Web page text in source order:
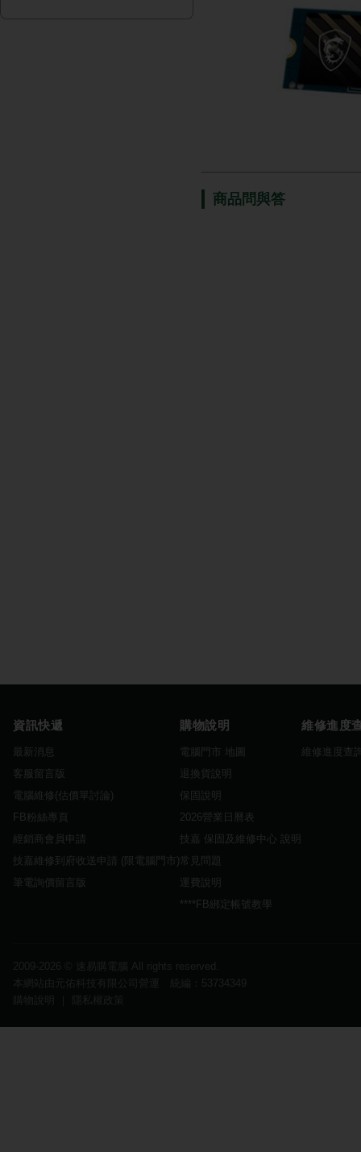
商品問與答
資訊快遞
最新消息
客服留言版
電腦維修(估價單討論)
FB粉絲專頁
經銷商會員申請
技嘉維修到府收送申請 (限電腦門市)
筆電詢價留言版
購物說明
電腦門市 地圖
退換貨說明
保固說明
2026營業日曆表
技嘉 保固及維修中心 說明
常見問題
運費說明
****FB綁定帳號教學
維修進度
維修進度查